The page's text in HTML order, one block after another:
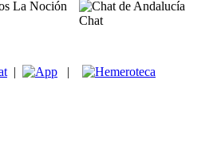
Chat
| |